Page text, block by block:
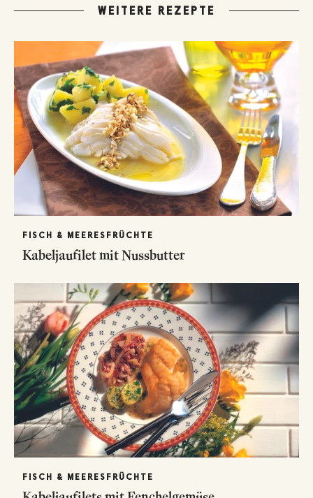
WEITERE REZEPTE
FISCH & MEERESFRÜCHTE
Kabeljaufilet mit Nussbutter
FISCH & MEERESFRÜCHTE